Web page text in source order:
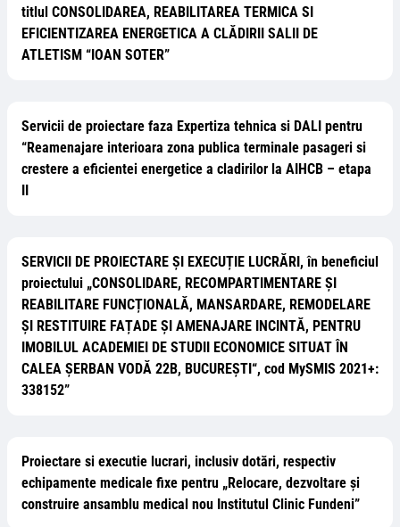
titlul CONSOLIDAREA, REABILITAREA TERMICA SI
EFICIENTIZAREA ENERGETICA A CLĂDIRII SALII DE
ATLETISM “IOAN SOTER”
Servicii de proiectare faza Expertiza tehnica si DALI pentru
“Reamenajare interioara zona publica terminale pasageri si
crestere a eficientei energetice a cladirilor la AIHCB – etapa
II
SERVICII DE PROIECTARE ȘI EXECUȚIE LUCRĂRI, în beneficiul
proiectului „CONSOLIDARE, RECOMPARTIMENTARE ȘI
REABILITARE FUNCȚIONALĂ, MANSARDARE, REMODELARE
ȘI RESTITUIRE FAȚADE ȘI AMENAJARE INCINTĂ, PENTRU
IMOBILUL ACADEMIEI DE STUDII ECONOMICE SITUAT ÎN
CALEA ȘERBAN VODĂ 22B, BUCUREȘTI“, cod MySMIS 2021+:
338152”
Proiectare si executie lucrari, inclusiv dotări, respectiv
echipamente medicale fixe pentru „Relocare, dezvoltare și
construire ansamblu medical nou Institutul Clinic Fundeni”